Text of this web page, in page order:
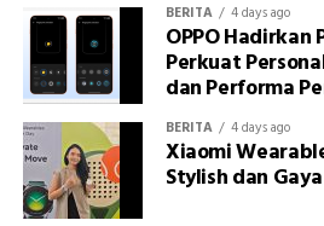
BERITA 4 days ago
OPPO Hadirkan
Perkuat
dan Performa
BERITA 4 days ago
Xiaomi
Stylish dan